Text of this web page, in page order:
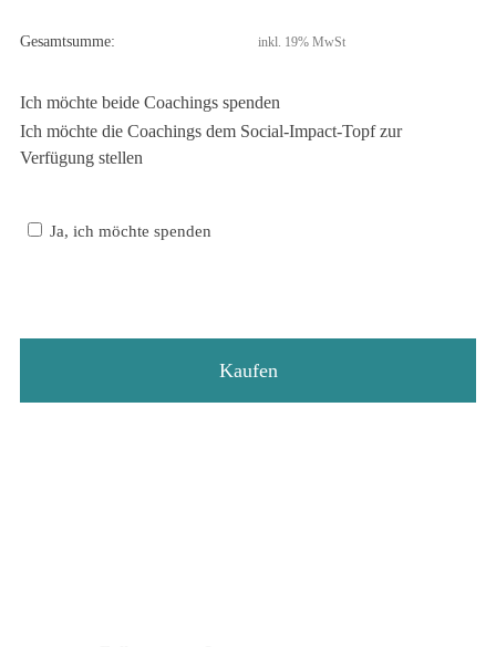
Gesamtsumme: inkl. 19% MwSt
Ich möchte beide Coachings spenden
Ich möchte die Coachings dem Social-Impact-Topf zur
Verfügung stellen
Ja, ich möchte spenden
Kaufen